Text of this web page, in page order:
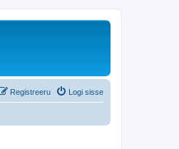
Logi sisse
Registreeru